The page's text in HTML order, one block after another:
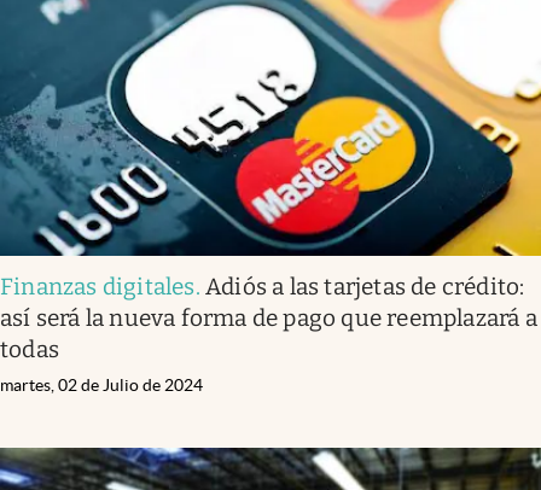
Infotechnology
Clima
Mundial 2026
Eventos Corporativos
El Cronista Studio
Mediakit
abre en nueva pestaña
Finanzas digitales.Adiós a las tarjetas de crédito:
así será la nueva forma de pago que reemplazará a
todas
martes, 02 de Julio de 2024